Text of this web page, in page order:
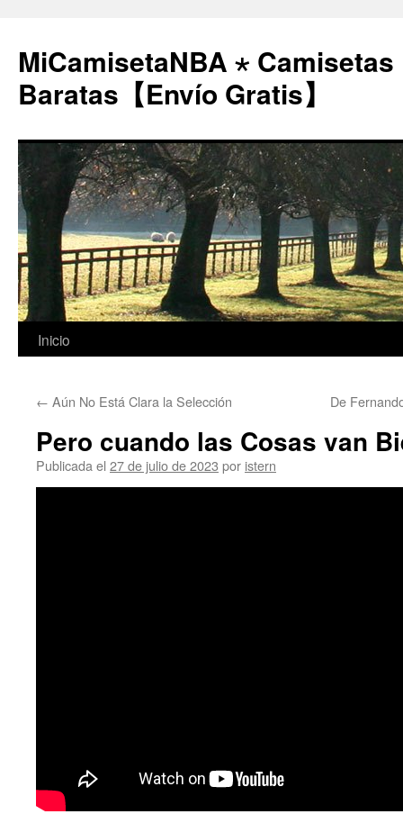
MiCamisetaNBA ⋆ Camisetas
Baratas【Envío Gratis】
Saltar
contenido
Inicio
← Aún No Está Clara la Selección De
Pero cuando las Cosas van
Publicada el 27 de julio de 2023 por istern